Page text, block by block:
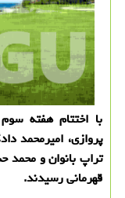
با اختتام هفته
پروازی، امیرمحمد
تراپ بانوان و محمد
قهرمانی رسیدند.